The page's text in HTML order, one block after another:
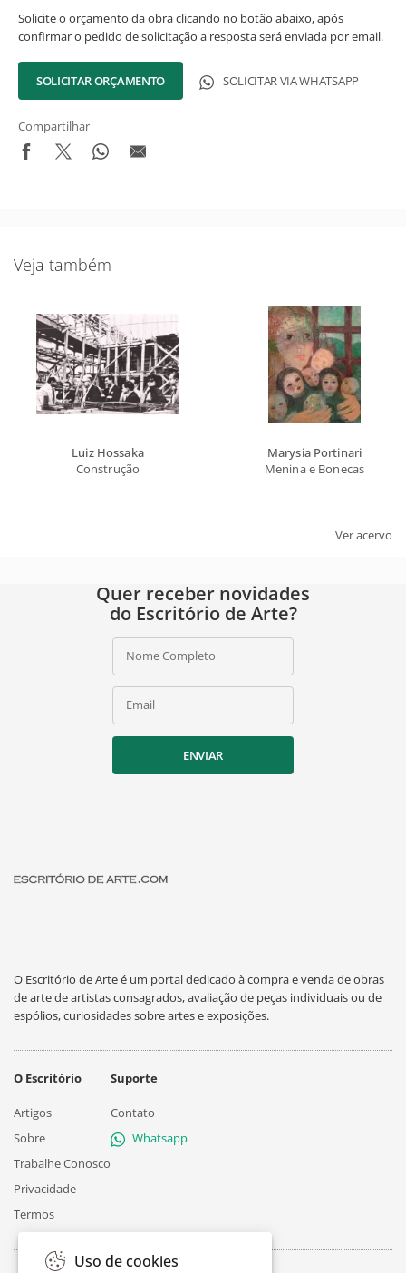
Solicite o orçamento da obra clicando no botão abaixo, após
confirmar o pedido de solicitação a resposta será enviada por email.
SOLICITAR ORÇAMENTO SOLICITAR VIA WHATSAPP
Compartilhar
Veja também
Luiz Hossaka
Construção
Marysia Portinari
Menina e Bonecas
Ver acervo
Quer receber novidades
do Escritório de Arte?
Nome Completo
Email
ENVIAR
O Escritório de Arte é um portal dedicado à compra e venda de obras
de arte de artistas consagrados, avaliação de peças individuais ou de
espólios, curiosidades sobre artes e exposições.
O Escritório
Artigos
Sobre
Trabalhe Conosco
Privacidade
Termos
Suporte
Contato
Whatsapp
Uso de cookies